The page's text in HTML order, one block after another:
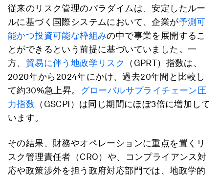
従来のリスク管理のパラダイムは、安定したルー
ルに基づく国際システムにおいて、企業が予測可
能かつ投資可能な枠組みの中で事業を展開するこ
とができるという前提に基づいていました。一
方、 貿易に伴う地政学リスク
（GPRT）指数は、
2020年から2024年にかけ、過去20年間と比較し
て約30%急上昇。
グローバルサプライチェーン圧
力指数 （GSCPI）は同じ期間にほぼ3倍に増加して
います。
その結果、財務やオペレーションに重点を置くリ
スク管理責任者（CRO）や、コンプライアンス対
応や政策渉外を担う政府対応部門では、地政学的